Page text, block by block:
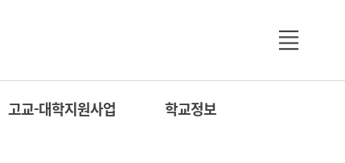
고교-대학지원사업 학교정보